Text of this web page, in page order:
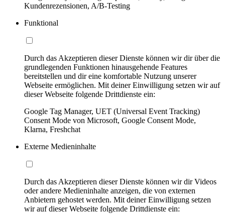
Kundenrezensionen, A/B-Testing
Funktional
Durch das Akzeptieren dieser Dienste können wir dir über die
grundlegenden Funktionen hinausgehende Features
bereitstellen und dir eine komfortable Nutzung unserer
Webseite ermöglichen. Mit deiner Einwilligung setzen wir auf
dieser Webseite folgende Drittdienste ein:
Google Tag Manager, UET (Universal Event Tracking)
Consent Mode von Microsoft, Google Consent Mode,
Klarna, Freshchat
Externe Medieninhalte
Durch das Akzeptieren dieser Dienste können wir dir Videos
oder andere Medieninhalte anzeigen, die von externen
Anbietern gehostet werden. Mit deiner Einwilligung setzen
wir auf dieser Webseite folgende Drittdienste ein: